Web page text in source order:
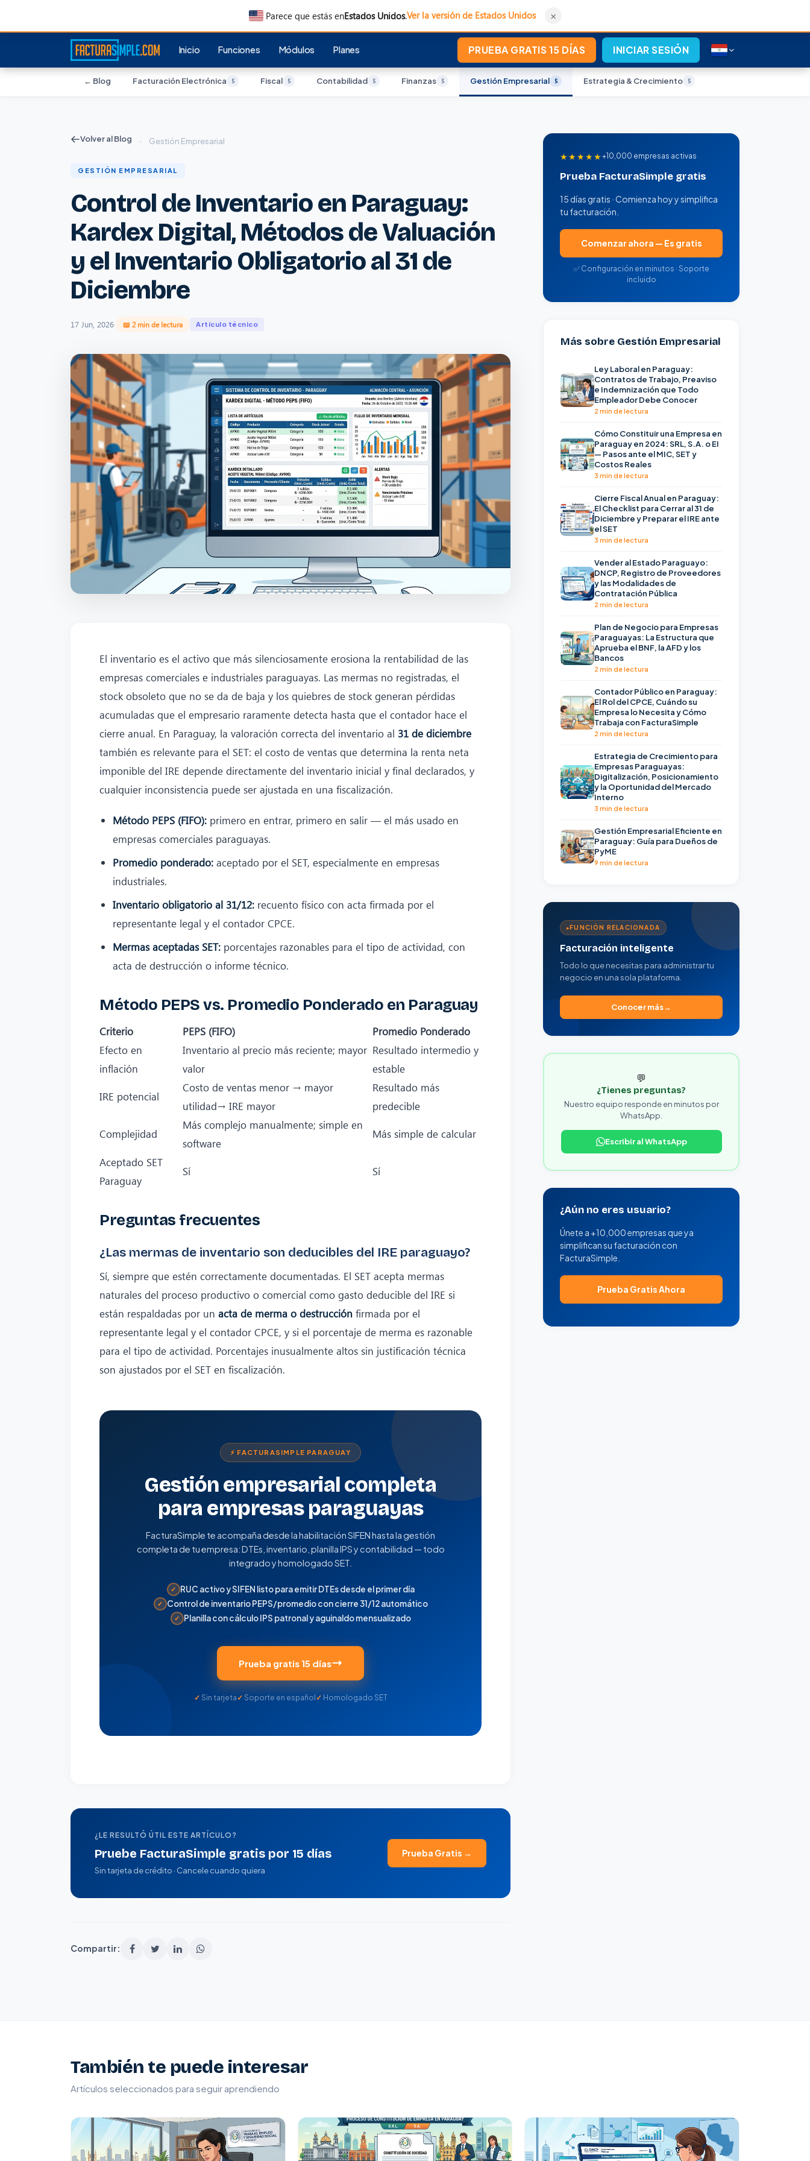
Parece que estás enEstados Unidos.Ver la versión de Estados Unidos ×
Inicio Funciones Módulos Planes PRUEBA GRATIS 15 DÍAS INICIAR SESIÓN
← Blog Facturación Electrónica 5 Fiscal 5 Contabilidad 5 Finanzas 5 Gestión Empresarial 5 Estrategia & Crecimiento 5
Volver al Blog › Gestión Empresarial
GESTIÓN EMPRESARIAL
Control de Inventario en Paraguay:
Kardex Digital, Métodos de Valuación
y el Inventario Obligatorio al 31 de
Diciembre
17 Jun, 2026· 📖 2 min de lectura Artículo técnico
El inventario es el activo que más silenciosamente erosiona la rentabilidad de las
empresas comerciales e industriales paraguayas. Las mermas no registradas, el
stock obsoleto que no se da de baja y los quiebres de stock generan pérdidas
acumuladas que el empresario raramente detecta hasta que el contador hace el
cierre anual. En Paraguay, la valoración correcta del inventario al 31 de diciembre
también es relevante para el SET: el costo de ventas que determina la renta neta
imponible del IRE depende directamente del inventario inicial y final declarados, y
cualquier inconsistencia puede ser ajustada en una fiscalización.
Método PEPS (FIFO): primero en entrar, primero en salir — el más usado en
empresas comerciales paraguayas.
Promedio ponderado: aceptado por el SET, especialmente en empresas
industriales.
Inventario obligatorio al 31/12: recuento físico con acta firmada por el
representante legal y el contador CPCE.
Mermas aceptadas SET: porcentajes razonables para el tipo de actividad, con
acta de destrucción o informe técnico.
Método PEPS vs. Promedio Ponderado en Paraguay
Criterio PEPS (FIFO)
Promedio Ponderado
Efecto en
inflación
Inventario al precio más reciente; mayor
valor
Resultado intermedio y
estable
IRE potencial
Costo de ventas menor → mayor
utilidad→ IRE mayor
Resultado más
predecible
Complejidad
Más complejo manualmente; simple en
software
Más simple de calcular
Aceptado SET
Paraguay
Sí Sí
Preguntas frecuentes
¿Las mermas de inventario son deducibles del IRE paraguayo?
Sí, siempre que estén correctamente documentadas. El SET acepta mermas
naturales del proceso productivo o comercial como gasto deducible del IRE si
están respaldadas por un acta de merma o destrucción firmada por el
representante legal y el contador CPCE, y si el porcentaje de merma es razonable
para el tipo de actividad. Porcentajes inusualmente altos sin justificación técnica
son ajustados por el SET en fiscalización.
⚡ FACTURASIMPLE PARAGUAY
Gestión empresarial completa
para empresas paraguayas
FacturaSimple te acompaña desde la habilitación SIFEN hasta la gestión
completa de tu empresa: DTEs, inventario, planilla IPS y contabilidad — todo
integrado y homologado SET.
✓ RUC activo y SIFEN listo para emitir DTEs desde el primer día
✓ Control de inventario PEPS/promedio con cierre 31/12 automático
✓ Planilla con cálculo IPS patronal y aguinaldo mensualizado
Prueba gratis 15 días
Sin tarjeta Soporte en español Homologado SET
¿LE RESULTÓ ÚTIL ESTE ARTÍCULO?
Pruebe FacturaSimple gratis por 15 días
Sin tarjeta de crédito · Cancele cuando quiera
Prueba Gratis →
Compartir:
★★★★★+10,000 empresas activas
Prueba FacturaSimple gratis
15 días gratis · Comienza hoy y simplifica
tu facturación.
Comenzar ahora — Es gratis
✅ Configuración en minutos · Soporte
incluido
Más sobre Gestión Empresarial
Ley Laboral en Paraguay:
Contratos de Trabajo, Preaviso
e Indemnización que Todo
Empleador Debe Conocer
2 min de lectura
Cómo Constituir una Empresa en
Paraguay en 2024: SRL, S.A. o EI
— Pasos ante el MIC, SET y
Costos Reales
3 min de lectura
Cierre Fiscal Anual en Paraguay:
El Checklist para Cerrar al 31 de
Diciembre y Preparar el IRE ante
el SET
3 min de lectura
Vender al Estado Paraguayo:
DNCP, Registro de Proveedores
y las Modalidades de
Contratación Pública
2 min de lectura
Plan de Negocio para Empresas
Paraguayas: La Estructura que
Aprueba el BNF, la AFD y los
Bancos
2 min de lectura
Contador Público en Paraguay:
El Rol del CPCE, Cuándo su
Empresa lo Necesita y Cómo
Trabaja con FacturaSimple
2 min de lectura
Estrategia de Crecimiento para
Empresas Paraguayas:
Digitalización, Posicionamiento
y la Oportunidad del Mercado
Interno
3 min de lectura
Gestión Empresarial Eficiente en
Paraguay: Guía para Dueños de
PyME
9 min de lectura
FUNCIÓN RELACIONADA
Facturación inteligente
Todo lo que necesitas para administrar tu
negocio en una sola plataforma.
Conocer más
💬
¿Tienes preguntas?
Nuestro equipo responde en minutos por
WhatsApp.
Escribir al WhatsApp
¿Aún no eres usuario?
Únete a +10,000 empresas que ya
simplifican su facturación con
FacturaSimple.
Prueba Gratis Ahora
También te puede interesar
Artículos seleccionados para seguir aprendiendo